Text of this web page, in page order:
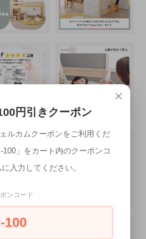
×
円引きクーポン
ルカムクーポンをご利用くだ
」をカート内のクーポンコ
入力してください。
ンコード
100